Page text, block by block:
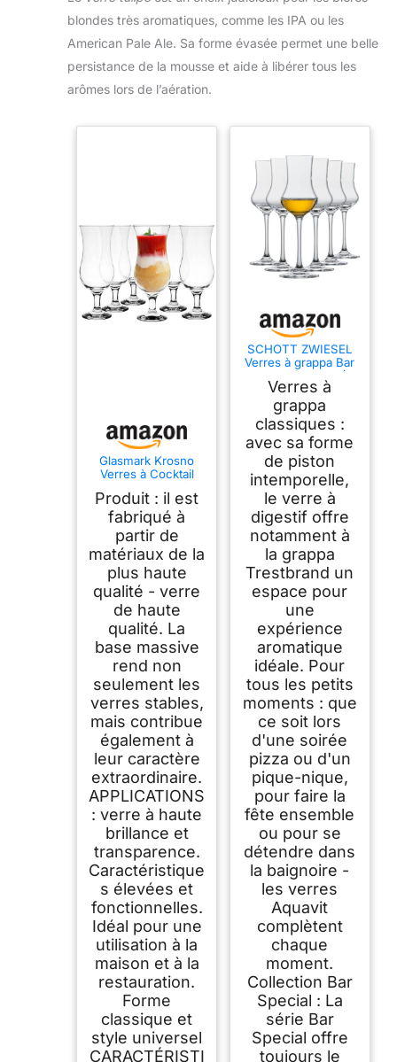
blondes très aromatiques, comme les IPA ou les
American Pale Ale. Sa forme évasée permet une belle
persistance de la mousse et aide à libérer tous les
arômes lors de l’aération.
Glasmark Krosno
Verres à Cocktail
Eau Smoothie
Dessert Passe Au
Lave-Vaisselle
Transparent 6 x 420
ml
Produit : il est
fabriqué à
partir de
matériaux de la
plus haute
qualité - verre
de haute
qualité. La
base massive
rend non
seulement les
verres stables,
mais contribue
également à
leur caractère
extraordinaire.
APPLICATIONS
: verre à haute
brillance et
transparence.
Caractéristique
s élevées et
fonctionnelles.
Idéal pour une
utilisation à la
maison et à la
restauration.
Forme
classique et
style universel
CARACTÉRISTI
SCHOTT ZWIESEL
Verres à grappa Bar
Special (set de 6),
verres à schnaps
classiques avec
pied, verres en
cristal Tritan
résistant au lave-
vaisselle, fabriqué
en Allemagne (art.
n° 120518)
Verres à
grappa
classiques :
avec sa forme
de piston
intemporelle,
le verre à
digestif offre
notamment à
la grappa
Trestbrand un
espace pour
une
expérience
aromatique
idéale. Pour
tous les petits
moments : que
ce soit lors
d'une soirée
pizza ou d'un
pique-nique,
pour faire la
fête ensemble
ou pour se
détendre dans
la baignoire -
les verres
Aquavit
complètent
chaque
moment.
Collection Bar
Special : La
série Bar
Special offre
toujours le